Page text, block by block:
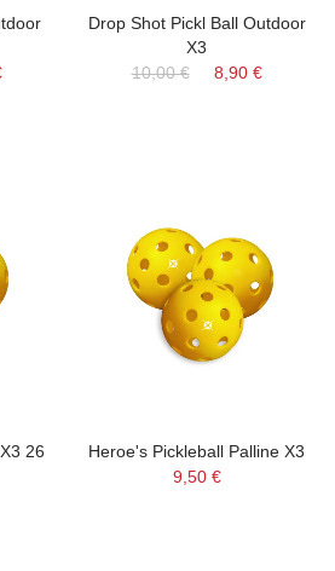
Drop Shot Pickl Ball Outdoor
X3
10,00 €
8,90 €
26
Heroe's Pickleball Palline X3
9,50 €